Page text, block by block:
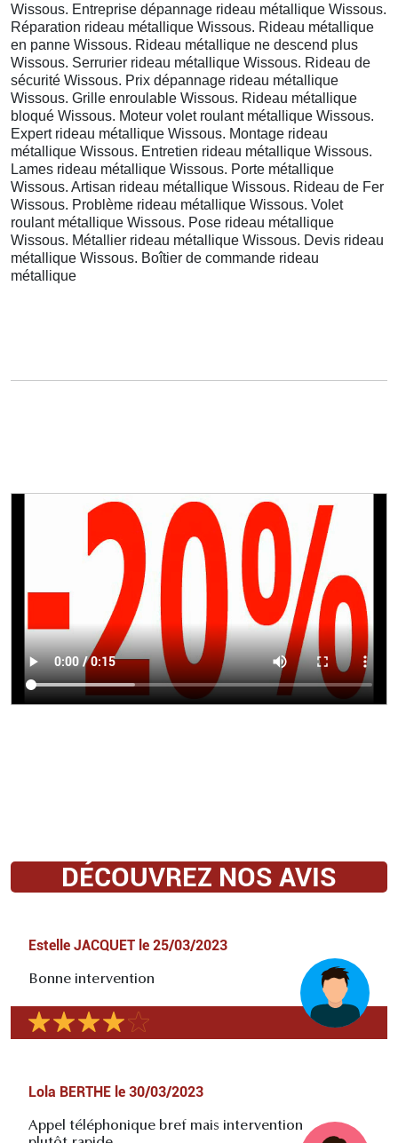
Wissous. Entreprise dépannage rideau métallique Wissous.
Réparation rideau métallique Wissous. Rideau métallique
en panne Wissous. Rideau métallique ne descend plus
Wissous. Serrurier rideau métallique Wissous. Rideau de
sécurité Wissous. Prix dépannage rideau métallique
Wissous. Grille enroulable Wissous. Rideau métallique
bloqué Wissous. Moteur volet roulant métallique Wissous.
Expert rideau métallique Wissous. Montage rideau
métallique Wissous. Entretien rideau métallique Wissous.
Lames rideau métallique Wissous. Porte métallique
Wissous. Artisan rideau métallique Wissous. Rideau de Fer
Wissous. Problème rideau métallique Wissous. Volet
roulant métallique Wissous. Pose rideau métallique
Wissous. Métallier rideau métallique Wissous. Devis rideau
métallique Wissous. Boîtier de commande rideau
métallique
DÉCOUVREZ NOS AVIS
Estelle JACQUET le 25/03/2023
Bonne intervention
Lola BERTHE le 30/03/2023
Appel téléphonique bref mais intervention